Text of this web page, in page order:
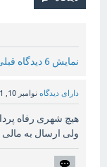
نمایش 6 دیدگاه قبلی
دارای دیدگاه نوامبر 10, 2021
هیچ شهری رفاه
ولی ارسال به